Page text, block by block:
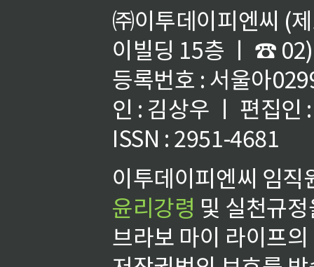
㈜이투데이피엔씨 (
이빌딩 15층 ㅣ ☎
등록번호 : 서울아
인 : 김상우 ㅣ 편집인
ISSN : 2951-4681
이투데이피엔씨 임
윤리강령 및 실천규
브라보 마이 라이프